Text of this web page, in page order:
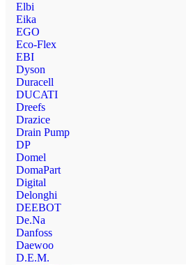
Elbi
Eika
EGO
Eco-Flex
EBI
Dyson
Duracell
DUCATI
Dreefs
Drazice
Drain Pump
DP
Domel
DomaPart
Digital
Delonghi
DEEBOT
De.Na
Danfoss
Daewoo
D.E.M.